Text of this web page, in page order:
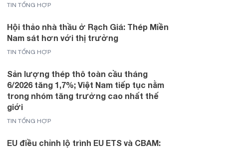
TIN TỔNG HỢP
Hội thảo nhà thầu ở Rạch Giá: Thép Miền
Nam sát hơn với thị trường
TIN TỔNG HỢP
Sản lượng thép thô toàn cầu tháng
6/2026 tăng 1,7%; Việt Nam tiếp tục nằm
trong nhóm tăng trưởng cao nhất thế
giới
TIN TỔNG HỢP
EU điều chỉnh lộ trình EU ETS và CBAM: